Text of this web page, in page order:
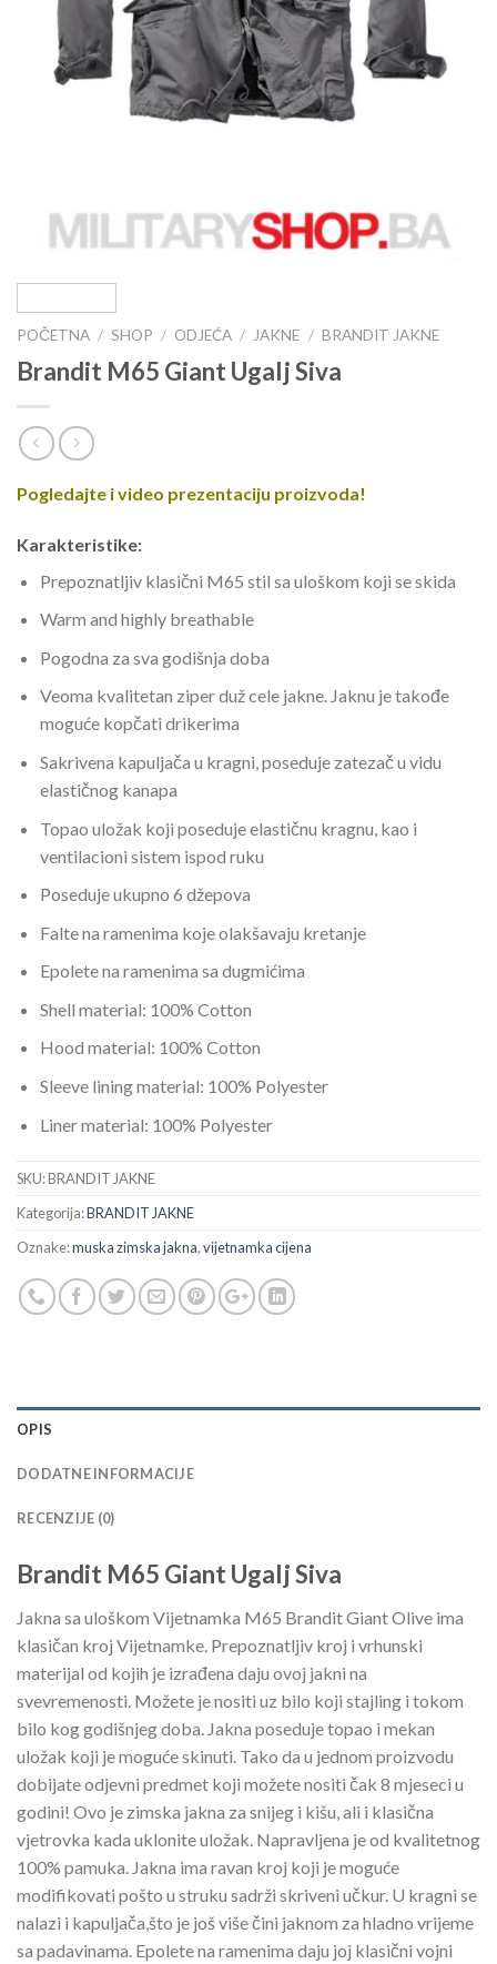
POČETNA / SHOP / ODJEĆA / JAKNE / BRANDIT JAKNE
Brandit M65 Giant Ugalj Siva
Pogledajte i video prezentaciju proizvoda!
Karakteristike:
Prepoznatljiv klasični M65 stil sa uloškom koji se skida
Warm and highly breathable
Pogodna za sva godišnja doba
Veoma kvalitetan ziper duž cele jakne. Jaknu je takođe
moguće kopčati drikerima
Sakrivena kapuljača u kragni, poseduje zatezač u vidu
elastičnog kanapa
Topao uložak koji poseduje elastičnu kragnu, kao i
ventilacioni sistem ispod ruku
Poseduje ukupno 6 džepova
Falte na ramenima koje olakšavaju kretanje
Epolete na ramenima sa dugmićima
Shell material: 100% Cotton
Hood material: 100% Cotton
Sleeve lining material: 100% Polyester
Liner material: 100% Polyester
SKU:BRANDIT JAKNE
Kategorija:BRANDIT JAKNE
Oznake:muska zimska jakna,vijetnamka cijena
OPIS
DODATNE INFORMACIJE
RECENZIJE (0)
Brandit M65 Giant Ugalj Siva
Jakna sa uloškom Vijetnamka M65 Brandit Giant Olive ima
klasičan kroj Vijetnamke. Prepoznatljiv kroj i vrhunski
materijal od kojih je izrađena daju ovoj jakni na
svevremenosti. Možete je nositi uz bilo koji stajling i tokom
bilo kog godišnjeg doba. Jakna poseduje topao i mekan
uložak koji je moguće skinuti. Tako da u jednom proizvodu
dobijate odjevni predmet koji možete nositi čak 8 mjeseci u
godini! Ovo je zimska jakna za snijeg i kišu, ali i klasična
vjetrovka kada uklonite uložak. Napravljena je od kvalitetnog
100% pamuka. Jakna ima ravan kroj koji je moguće
modifikovati pošto u struku sadrži skriveni učkur. U kragni se
nalazi i kapuljača,što je još više čini jaknom za hladno vrijeme
sa padavinama. Epolete na ramenima daju joj klasični vojni